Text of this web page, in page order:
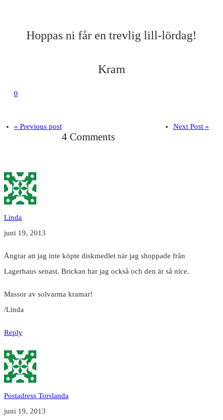
Hoppas ni får en trevlig lill-lördag!
Kram
0
« Previous post Next Post »
4 Comments
Linda
juni 19, 2013
Ångrar att jag inte köpte diskmedlet när jag shoppade från
Lagerhaus senast. Brickan har jag också och den är så nice.
Massor av solvarma kramar!
/Linda
Reply
Postadress Torslanda
juni 19, 2013